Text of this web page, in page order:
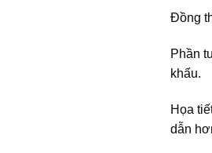
Đồng
Phần
khấu.
Họa
dẫn